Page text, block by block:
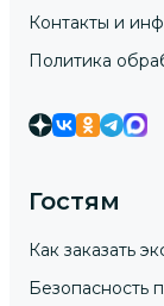
Контакты и
Политика
Гостям
Как заказать
Безопасность